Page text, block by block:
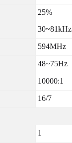
25%
30~81kHz
594MHz
48~75Hz
10000:1
16/7
1